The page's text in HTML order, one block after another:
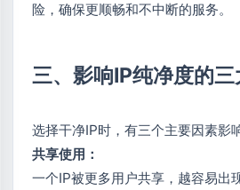
险，确保更顺畅和不中断的服务。
三、影响IP纯净度的
选择干净IP时，有三个主要因素影
共享使用：
一个IP被更多用户共享，越容易出